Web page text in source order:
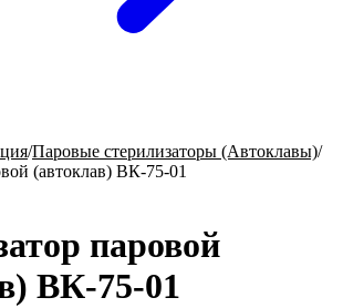
/Паровые стерилизаторы (Автоклавы)/
(автоклав) ВК-75-01
паровой
ВК-75-01